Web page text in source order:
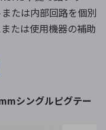
たは内部回路を個別
たは使用機器の補助
シングルピグテー